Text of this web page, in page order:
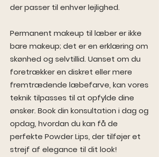
der passer til enhver lejlighed.
Permanent makeup til læber er ikke
bare makeup; det er en erklæring om
skønhed og selvtillid. Uanset om du
foretrækker en diskret eller mere
fremtrædende læbefarve, kan vores
teknik tilpasses til at opfylde dine
ønsker. Book din konsultation i dag og
opdag, hvordan du kan få de
perfekte Powder Lips, der tilføjer et
strejf af elegance til dit look!